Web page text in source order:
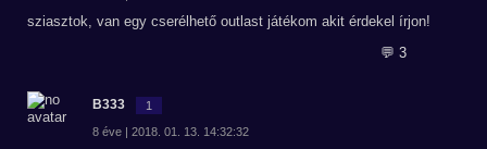
sziasztok, van egy cserélhető outlast játékom akit érdekel írjon!
💬 3
B333 1
8 éve | 2018. 01. 13. 14:32:32